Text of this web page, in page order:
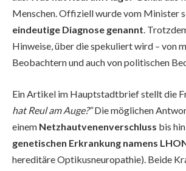
Menschen. Offiziell wurde vom Minister
eindeutige Diagnose genannt.
Hinweise, über die spekuliert wird – von
Beobachtern und auch von politischen
Ein Artikel im Hauptstadtbrief stellt die
hat Reul am Auge?“Die möglichen
einem Netzhautvenenverschluss bis
genetischen Erkrankung namens
hereditäre Optikusneuropathie). Beide